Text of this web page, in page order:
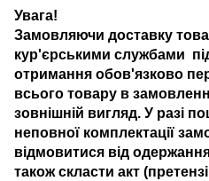
Увага!
Замовляючи доставку
кур'єрськими службами
отримання обов'язково
всього товару в
зовнішній вигляд. У разі
неповної комплектації
відмовитися від
також скласти акт